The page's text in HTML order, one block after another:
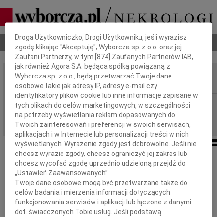
Nekrologi Odeszli Poradnik pogrzebowy
IMIĘ I NAZWISKO:
REGION: Płock
DATA EMISJI: 25.02.2025
Naszej Koleżance
Magdalenie Ipatow
wyrazy szczerego i głębokiego współczucia
Dbamy o Twoją prywatność
Droga Użytkowniczko, Drogi Użytkowniku, jeśli wyrazisz
zgodę klikając "Akceptuję", Wyborcza sp. z o.o. oraz jej
Zaufani Partnerzy, w tym [874 ] Zaufanych Partnerów IAB,
jak również Agora S.A. będąca spółką powiązaną z
Wyborcza sp. z o.o., będą przetwarzać Twoje dane
osobowe takie jak adresy IP, adresy e-mail czy
identyfikatory plików cookie lub inne informacje zapisane w
tych plikach do celów marketingowych, w szczególności
na potrzeby wyświetlania reklam dopasowanych do
Twoich zainteresowań i preferencji w swoich serwisach,
aplikacjach i w Internecie lub personalizacji treści w nich
wyświetlanych. Wyrażenie zgody jest dobrowolne. Jeśli nie
chcesz wyrazić zgody, chcesz ograniczyć jej zakres lub
chcesz wycofać zgodę uprzednio udzieloną przejdź do
„Ustawień Zaawansowanych”.
Twoje dane osobowe mogą być przetwarzane także do
celów badania i mierzenia informacji dotyczących
funkcjonowania serwisów i aplikacji lub łączone z danymi
dot. świadczonych Tobie usług. Jeśli podstawą